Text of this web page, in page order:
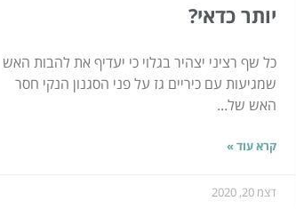
יותר כדאי?
כל שף רציני יצהיר בגלוי כי יעדיף את להבות האש
שמגיעות עם כיריים גז על פני הסגנון הנקי חסר
האש של...
קרא עוד »
דצמ 20, 2020